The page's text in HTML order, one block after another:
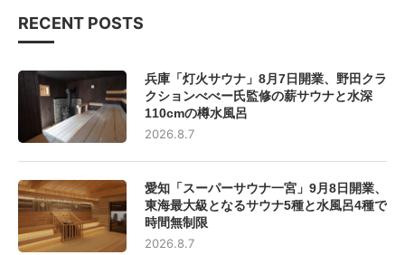
RECENT POSTS
兵庫「灯火サウナ」8月7日開業、野田クラ
クションべべー氏監修の薪サウナと水深
110cmの樽水風呂
2026.8.7
愛知「スーパーサウナ一宮」9月8日開業、
東海最大級となるサウナ5種と水風呂4種で
時間無制限
2026.8.7